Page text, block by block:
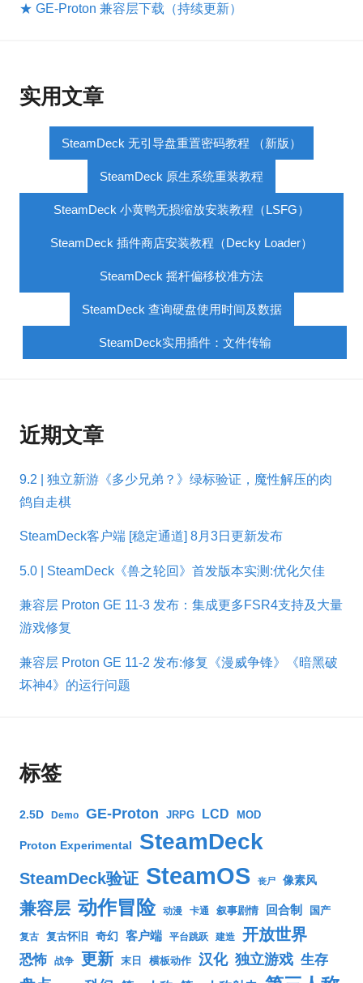
★ GE-Proton 兼容层下载（持续更新）
实用文章
SteamDeck 无引导盘重置密码教程 （新版）
SteamDeck 原生系统重装教程
SteamDeck 小黄鸭无损缩放安装教程（LSFG）
SteamDeck 插件商店安装教程（Decky Loader）
SteamDeck 摇杆偏移校准方法
SteamDeck 查询硬盘使用时间及数据
SteamDeck实用插件：文件传输
近期文章
9.2 | 独立新游《多少兄弟？》绿标验证，魔性解压的肉
鸽自走棋
SteamDeck客户端 [稳定通道] 8月3日更新发布
5.0 | SteamDeck《兽之轮回》首发版本实测:优化欠佳
兼容层 Proton GE 11-3 发布：集成更多FSR4支持及大量
游戏修复
兼容层 Proton GE 11-2 发布:修复《漫威争锋》《暗黑破
坏神4》的运行问题
标签
2.5D Demo GE-Proton JRPG LCD MOD
Proton Experimental SteamDeck
SteamDeck验证 SteamOS 丧尸 像素风
兼容层 动作冒险 动漫 卡通 叙事剧情 回合制 国产
复古 复古怀旧 奇幻 客户端 平台跳跃 建造 开放世界
恐怖 战争 更新 末日 横板动作 汉化 独立游戏 生存